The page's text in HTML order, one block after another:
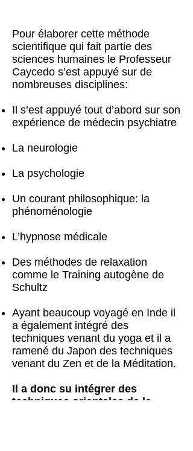
Pour élaborer cette méthode
scientifique qui fait partie des
sciences humaines le Professeur
Caycedo s’est appuyé sur de
nombreuses disciplines:
Il s’est appuyé tout d’abord sur son
expérience de médecin psychiatre
La neurologie
La psychologie
Un courant philosophique: la
phénoménologie
L’hypnose médicale
Des méthodes de relaxation
comme le Training autogène de
Schultz
Ayant beaucoup voyagé en Inde il
a également intégré des
techniques venant du yoga et il a
ramené du Japon des techniques
venant du Zen et de la Méditation.
Il a donc su intégrer des
techniques orientales de la